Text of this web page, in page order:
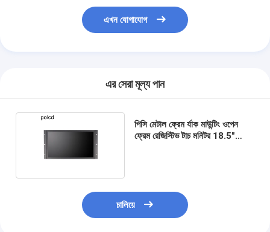
এখন যোগাযোগ
এর সেরা মূল্য পান
পিসি মেটাল ফ্রেম র্যাক মাউন্টিং ওপেন
ফ্রেম রেজিস্টিভ টাচ মনিটর 18.5"
চালিয়ে